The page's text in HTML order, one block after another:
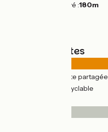
Point le plus élevé :180m
Types de routes
(88%) Route partagée
(12%) Voie cyclable